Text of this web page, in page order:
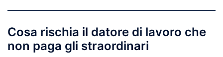
Cosa rischia il datore di lavoro che
non paga gli straordinari